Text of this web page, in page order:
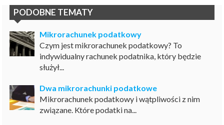
PODOBNE TEMATY
Mikrorachunek podatkowy
Czym jest mikrorachunek podatkowy? To
indywidualny rachunek podatnika, który będzie
służył...
Dwa mikrorachunki podatkowe
Mikrorachunek podatkowy i wątpliwości z nim
związane. Które podatki na...